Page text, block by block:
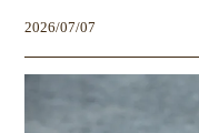
2026/07/07